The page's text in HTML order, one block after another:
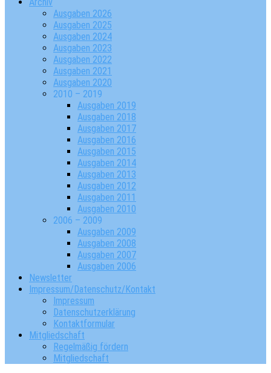
Ausgaben 2026
Ausgaben 2025
Ausgaben 2024
Ausgaben 2023
Ausgaben 2022
Ausgaben 2021
Ausgaben 2020
2010 – 2019
Ausgaben 2019
Ausgaben 2018
Ausgaben 2017
Ausgaben 2016
Ausgaben 2015
Ausgaben 2014
Ausgaben 2013
Ausgaben 2012
Ausgaben 2011
Ausgaben 2010
2006 – 2009
Ausgaben 2009
Ausgaben 2008
Ausgaben 2007
Ausgaben 2006
Newsletter
Impressum/Datenschutz/Kontakt
Impressum
Datenschutzerklärung
Kontaktformular
Mitgliedschaft
Regelmäßig fördern
Mitgliedschaft